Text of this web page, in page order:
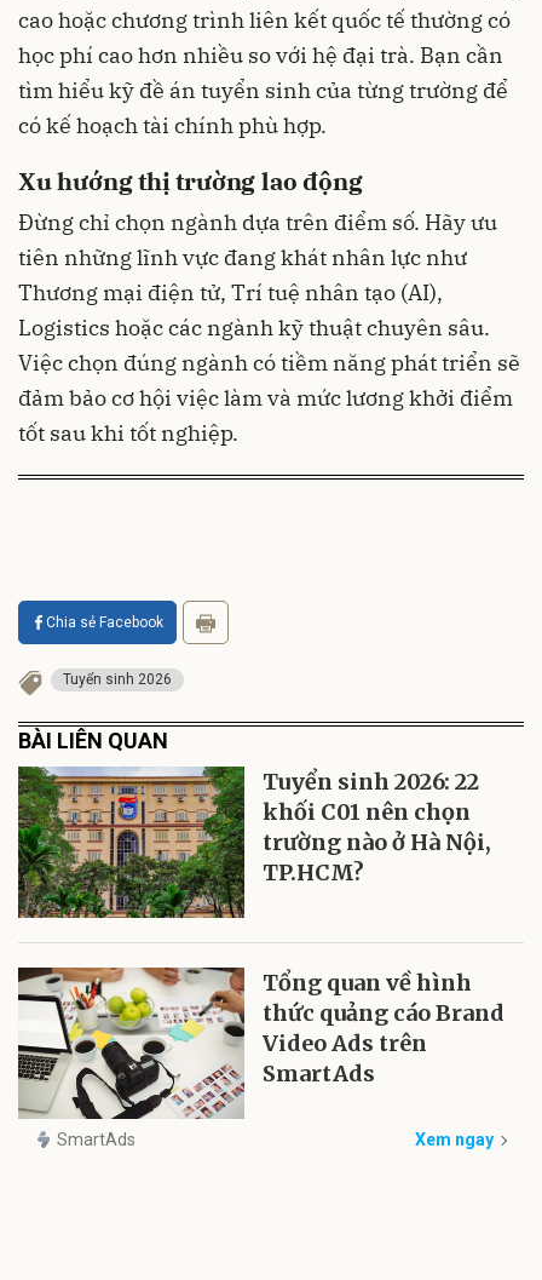
cao hoặc chương trình liên kết quốc tế thường có
học phí cao hơn nhiều so với hệ đại trà. Bạn cần
tìm hiểu kỹ đề án tuyển sinh của từng trường để
có kế hoạch tài chính phù hợp.
Xu hướng thị trường lao động
Đừng chỉ chọn ngành dựa trên điểm số. Hãy ưu
tiên những lĩnh vực đang khát nhân lực như
Thương mại điện tử, Trí tuệ nhân tạo (AI),
Logistics hoặc các ngành kỹ thuật chuyên sâu.
Việc chọn đúng ngành có tiềm năng phát triển sẽ
đảm bảo cơ hội việc làm và mức lương khởi điểm
tốt sau khi tốt nghiệp.
Chia sẻ Facebook
Tuyển sinh 2026
BÀI LIÊN QUAN
Tuyển sinh 2026: 22
khối C01 nên chọn
trường nào ở Hà Nội,
TP.HCM?
Tổng quan về hình
thức quảng cáo Brand
Video Ads trên
SmartAds
SmartAds Xem ngay